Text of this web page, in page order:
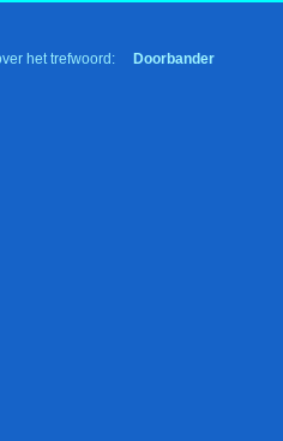
het trefwoord: Doorbander